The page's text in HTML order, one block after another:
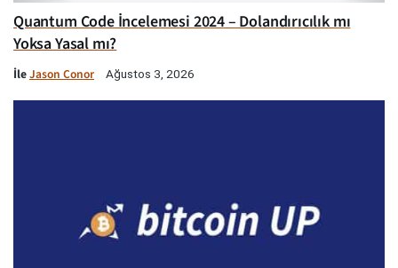
Quantum Code İncelemesi 2024 – Dolandırıcılık mı
Yoksa Yasal mı?
İleJason Conor Ağustos 3, 2026